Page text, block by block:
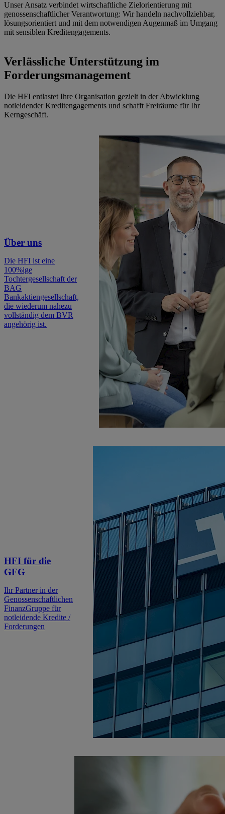
Unser Ansatz verbindet wirtschaftliche Zielorientierung mit
genossenschaftlicher Verantwortung: Wir handeln nachvollziehbar,
lösungsorientiert und mit dem notwendigen Augenmaß im Umgang
mit sensiblen Kreditengagements.
Verlässliche Unterstützung im
Forderungsmanagement
Die HFI entlastet Ihre Organisation gezielt in der Abwicklung
notleidender Kreditengagements und schafft Freiräume für Ihr
Kerngeschäft.
Über uns
Die HFI ist eine
100%ige
Tochtergesellschaft der
BAG
Bankaktiengesellschaft,
die wiederum nahezu
vollständig dem BVR
angehörig ist.
HFI für die
GFG
Ihr Partner in der
Genossenschaftlichen
FinanzGruppe für
notleidende Kredite /
Forderungen